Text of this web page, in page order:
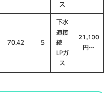
ス
70.42 ５
下水
道接
続
LPガ
ス
21,100
円〜